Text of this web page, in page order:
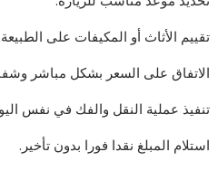
تقييم الأثاث أو المكيفات على
الاتفاق على السعر بشكل مباشر
تنفيذ عملية النقل والفك في نفس
استلام المبلغ نقدا فورا بدون تأخير.